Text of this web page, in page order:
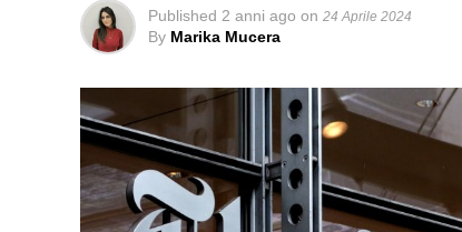
Published 2 anni ago on 24 Aprile 2024
By Marika Mucera